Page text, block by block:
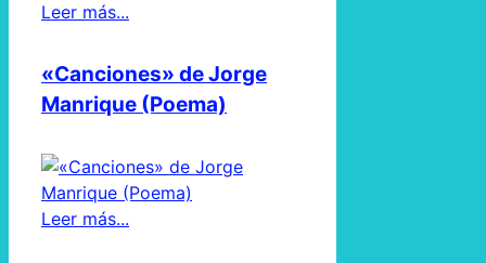
Leer más...
«Canciones» de Jorge
Manrique (Poema)
Leer más...